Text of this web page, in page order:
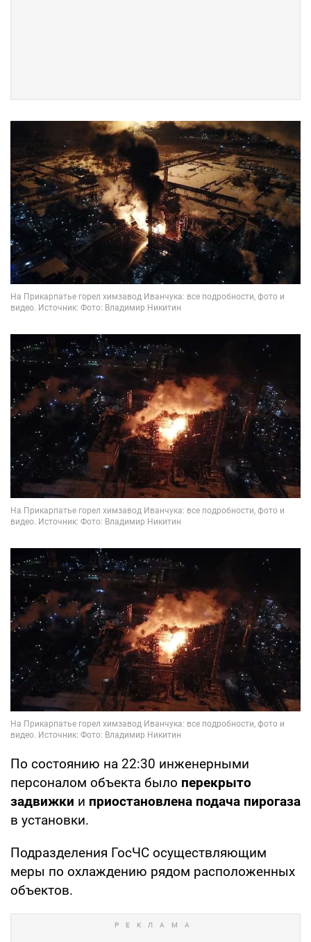
По состоянию на 22:30 инженерными
персоналом объекта было перекрыто
задвижки и приостановлена подача пирогаза
в установки.
Подразделения ГосЧС осуществляющим
меры по охлаждению рядом расположенных
объектов.